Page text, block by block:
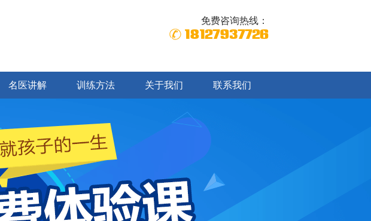
免费咨询热线：
18127937726
名医讲解 训练方法 关于我们 联系我们